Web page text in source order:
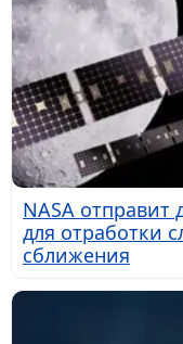
NASA отправит
для отработки
сближения